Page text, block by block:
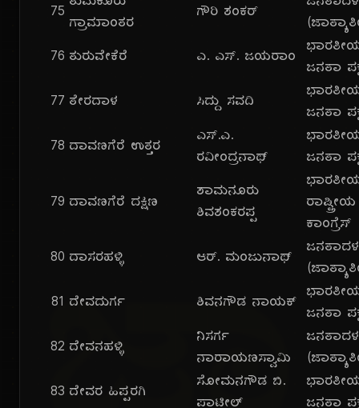
75
ಗ್ರಾಮಾಂತರ
ಗೌರಿ ಶಂಕರ್
76 ತುರುವೇಕೆರೆ ಎ. ಎಸ್. ಜಯರಾಂ
ಜನತಾ
77 ತೇರದಾಳ ಸಿದ್ದು ಸವದಿ
ಜನತಾ
78 ದಾವಣಗೆರೆ ಉತ್ತರ
ಎಸ್.ಎ.
ರವೀಂದ್ರನಾಥ್
ಜನತಾ
79 ದಾವಣಗೆರೆ ದಕ್ಷಿಣ
ಶಾಮನೂರು
ಶಿವಶಂಕರಪ್ಪ
ರಾಷ್ಟ್ರೀಯ
ಕಾಂಗ್ರೆಸ್
80 ದಾಸರಹಳ್ಳಿ ಆರ್. ಮಂಜುನಾಥ್
ಜನತಾದಳ
81 ದೇವದುರ್ಗ ಶಿವನಗೌಡ ನಾಯಕ್
ಜನತಾ
82 ದೇವನಹಳ್ಳಿ
ನಿಸರ್ಗ
ನಾರಾಯಣಸ್ವಾಮಿ
ಜನತಾದಳ
83 ದೇವರ ಹಿಪ್ಪರಗಿ
ಸೋಮನಗೌಡ ಬಿ.